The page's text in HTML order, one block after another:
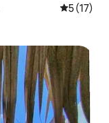
Средна
5 (17)